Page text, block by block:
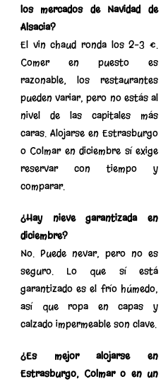
los mercados de Navidad de
Alsacia?
El vin chaud ronda los 2–3 €.
Comer en puesto es
razonable; los restaurantes
pueden variar, pero no estás al
nivel de las capitales más
caras. Alojarse en Estrasburgo
o Colmar en diciembre sí exige
reservar con tiempo y
comparar.
¿Hay nieve garantizada en
diciembre?
No. Puede nevar, pero no es
seguro. Lo que sí está
garantizado es el frío húmedo,
así que ropa en capas y
calzado impermeable son clave.
¿Es mejor alojarse en
Estrasburgo, Colmar o en un